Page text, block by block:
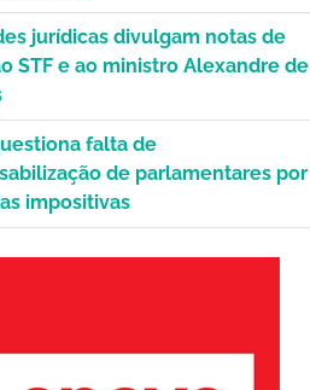
jurídicas divulgam notas de
STF e ao ministro Alexandre de
falta de
de parlamentares por
impositivas